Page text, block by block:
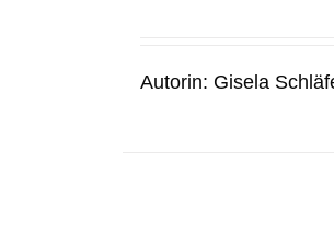
Autorin: Gisela